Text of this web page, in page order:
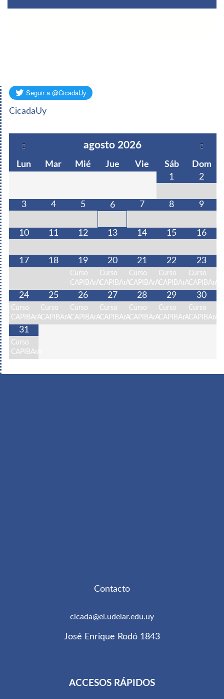
CicadaUy
agosto 2026
Lun Mar Mié Jue Vie Sáb
Dom
1
2
3 4 5 6 7 8 9
10 11 12 13 14 15 16
17 18 19
Curso
CAPIBArA
20
Curso
CAPIBArA
21
Curso
CAPIBArA
22
Curso
CAPIBArA
23
Curso
CAPIBArA
24
Curso
CAPIBArA
25
Curso
CAPIBArA
26
Curso
CAPIBArA
27
Curso
CAPIBArA
28
Curso
CAPIBArA
29
Curso
CAPIBArA
30
Curso
CAPIBArA
31
Curso
CAPIBArA
Contacto
cicada@ei.udelar.edu.uy
José Enrique Rodó 1843
ACCESOS RÁPIDOS